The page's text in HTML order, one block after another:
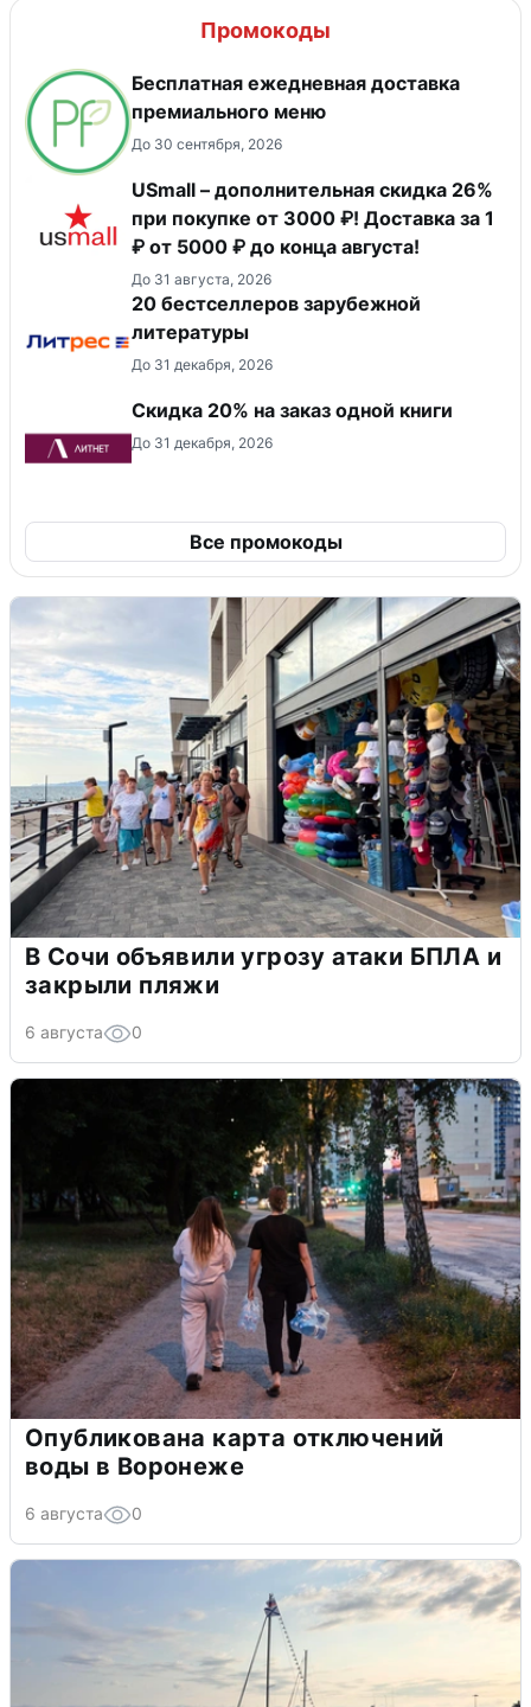
Промокоды
Бесплатная ежедневная доставка
премиального меню
До 30 сентября, 2026
USmall – дополнительная скидка 26%
при покупке от 3000 ₽! Доставка за 1
₽ от 5000 ₽ до конца августа!
До 31 августа, 2026
20 бестселлеров зарубежной
литературы
До 31 декабря, 2026
Скидка 20% на заказ одной книги
До 31 декабря, 2026
Все промокоды
В Сочи объявили угрозу атаки БПЛА и
закрыли пляжи
6 августа 0
Опубликована карта отключений
воды в Воронеже
6 августа 0